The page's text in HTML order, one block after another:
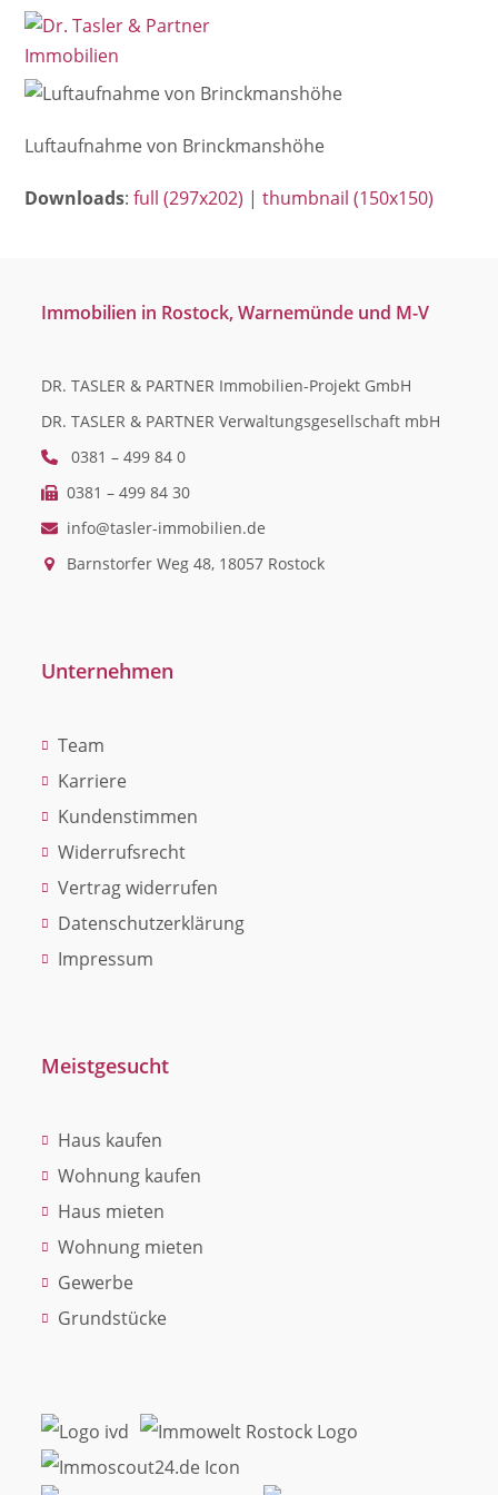
Skip
content
Open
mobile
menu
Close
mobile
menu
Luftaufnahme von Brinckmanshöhe
Downloads:full (297x202) |thumbnail (150x150)
Immobilien in Rostock, Warnemünde und M-V
DR. TASLER & PARTNER Immobilien-Projekt GmbH
DR. TASLER & PARTNER Verwaltungsgesellschaft mbH
0381 – 499 84 0
0381 – 499 84 30
info@tasler-immobilien.de
Barnstorfer Weg 48, 18057 Rostock
Unternehmen
Team
Karriere
Kundenstimmen
Widerrufsrecht
Vertrag widerrufen
Datenschutzerklärung
Impressum
Meistgesucht
Haus kaufen
Wohnung kaufen
Haus mieten
Wohnung mieten
Gewerbe
Grundstücke